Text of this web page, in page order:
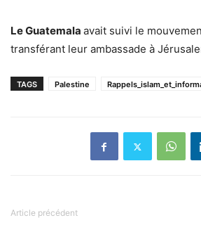
Le Guatemala avait suivi le
transférant leur ambassade à
TAGS Palestine
Article précédent